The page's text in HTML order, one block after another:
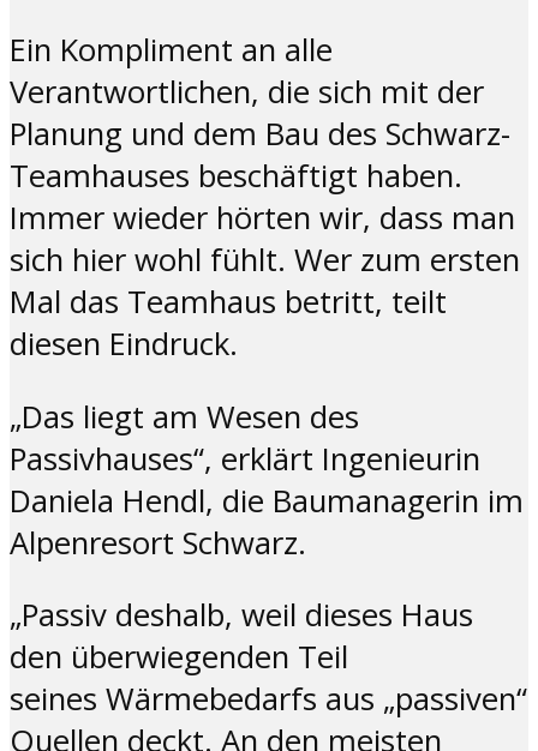
Ein Kompliment an alle
Verantwortlichen, die sich mit der
Planung und dem Bau des Schwarz-
Teamhauses beschäftigt haben.
Immer wieder hörten wir, dass man
sich hier wohl fühlt. Wer zum ersten
Mal das Teamhaus betritt, teilt
diesen Eindruck.
„Das liegt am Wesen des
Passivhauses“, erklärt Ingenieurin
Daniela Hendl, die Baumanagerin im
Alpenresort Schwarz.
„Passiv deshalb, weil dieses Haus
den überwiegenden Teil
seines Wärmebedarfs aus „passiven“
Quellen deckt. An den meisten